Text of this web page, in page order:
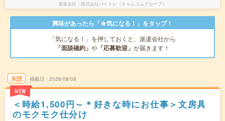
派遣会社 株式会社バイトレ（キャムコムグループ）
興味があったら「★気になる！」をタップ！
「気になる！」を押しておくと、派遣会社から
「面談確約」 や 「応募歓迎」 が届きます！
未読
NEW
掲載日 2026/08/08
＜時給1,500円～＊好きな時にお仕事＞文房具
のモクモク仕分け